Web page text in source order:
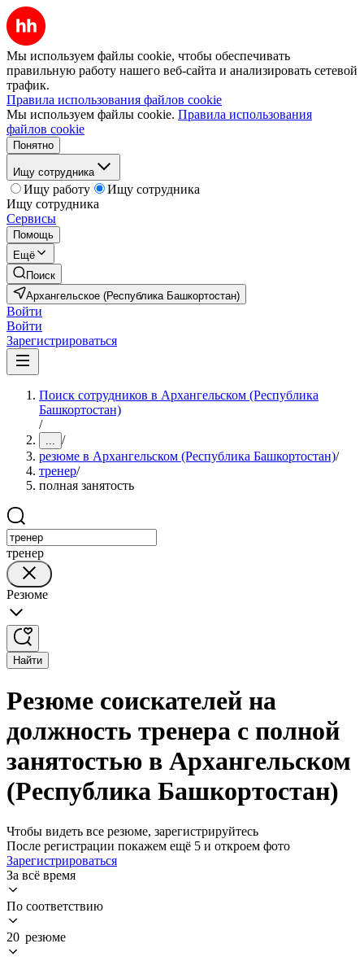
Мы используем файлы cookie, чтобы обеспечивать
правильную работу нашего веб-сайта и анализировать сетевой
трафик.
Правила использования файлов cookie
Мы используем файлы cookie. Правила использования
файлов cookie
Понятно
Ищу сотрудника
Ищу работу
Ищу сотрудника
Ищу сотрудника
Сервисы
Помощь
Ещё
Поиск
Архангельское (Республика Башкортостан)
Войти
Войти
Зарегистрироваться
Поиск сотрудников в Архангельском (Республика
Башкортостан)
/
... /
резюме в Архангельском (Республика Башкортостан)/
тренер/
полная занятость
тренер
Резюме
Найти
Резюме соискателей на
должность тренера с полной
занятостью в Архангельском
(Республика Башкортостан)
Чтобы видеть все резюме, зарегистрируйтесь
После регистрации покажем ещё 5 и откроем фото
Зарегистрироваться
За всё время
По соответствию
20 резюме